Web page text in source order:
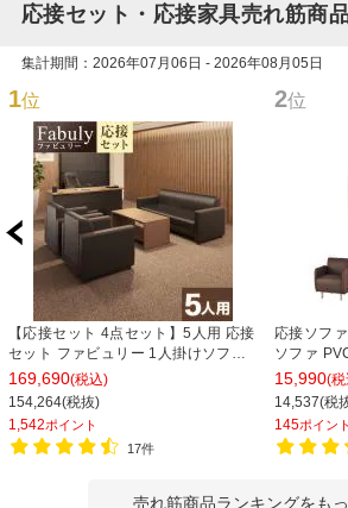
応接セット・応接家具売れ筋商
集計期間：2026年07月06日 - 2026年08月05日
1位
【応接セット 4点セット】5人用 応接
セット ファビュリー 1人掛けソファ
ー ×2 + 3人掛けソファー + 木製応接
テーブル
169,690(税込)
154,264(税抜)
1,542ポイント
17件
2位
応接ソフ
ソファ
高さ
15,990(
14,537(税
145ポイント
売れ筋商品ランキングをも